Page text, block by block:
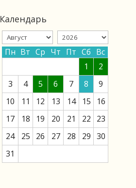
Календарь
Пн Вт Ср Чт Пт Сб Вс
1
2
3
4 5 6 7 8
9
10
11 12 13 14 15
16
17
18 19 20 21 22
23
24
25 26 27 28 29 30
31